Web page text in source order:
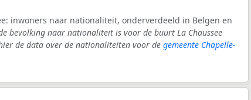
inwoners naar nationaliteit, onderverdeeld in Belgen en
bevolking naar nationaliteit is voor de buurt La Chaussee
de data over de nationaliteiten voor de gemeente Chapelle-